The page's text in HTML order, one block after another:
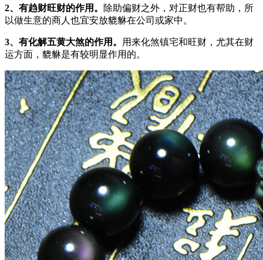
2、有趋财旺财的作用。
除助偏财之外，对正财也有帮助，所
以做生意的商人也宜安放貔貅在公司或家中。
3、有化解五黄大煞的作用。
用来化煞镇宅和旺财，尤其在财
运方面，貔貅是有较明显作用的。